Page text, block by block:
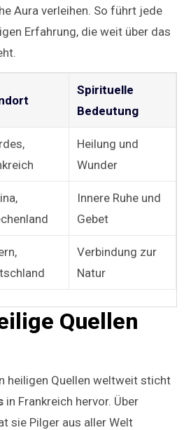
Aura verleihen. So führt jede
Erfahrung, die weit über das
Spirituelle
Bedeutung
Heilung und
Wunder
Innere Ruhe und
Gebet
Verbindung zur
Natur
Quellen
heiligen Quellen weltweit sticht
in Frankreich hervor. Über
sie Pilger aus aller Welt